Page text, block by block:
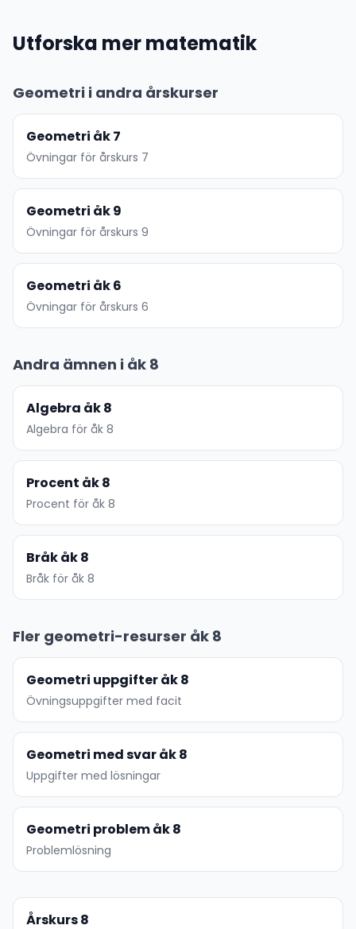
Utforska mer matematik
Geometri i andra årskurser
Geometri åk 7
Övningar för årskurs 7
Geometri åk 9
Övningar för årskurs 9
Geometri åk 6
Övningar för årskurs 6
Andra ämnen i åk 8
Algebra åk 8
Algebra för åk 8
Procent åk 8
Procent för åk 8
Bråk åk 8
Bråk för åk 8
Fler geometri-resurser åk 8
Geometri uppgifter åk 8
Övningsuppgifter med facit
Geometri med svar åk 8
Uppgifter med lösningar
Geometri problem åk 8
Problemlösning
Årskurs 8